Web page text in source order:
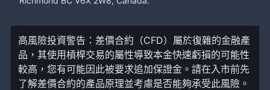
高風險投資警告：差價合約（CFD）屬於復雜的金融產
品，其使用槓桿交易的屬性導致本金快速虧損的可能性
較高，您有可能因此被要求追加保證金。請在入市前先
了解差價合約的產品原理並考慮是否能夠承受此風險。